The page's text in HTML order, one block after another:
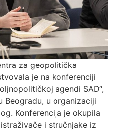
za geopolitička
je na konferenciji
agendi SAD“,
Beogradu, u organizaciji
Konferencija je okupila
i stručnjake iz